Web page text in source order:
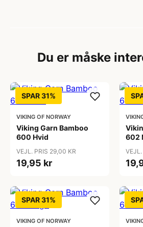
Du er måske
SPAR 31%
VIKING OF NORWAY
Viking Garn Bamboo
600 Hvid
VEJL. PRIS 29,00 KR
19,95 kr
602
SPAR 31%
VIKING OF NORWAY